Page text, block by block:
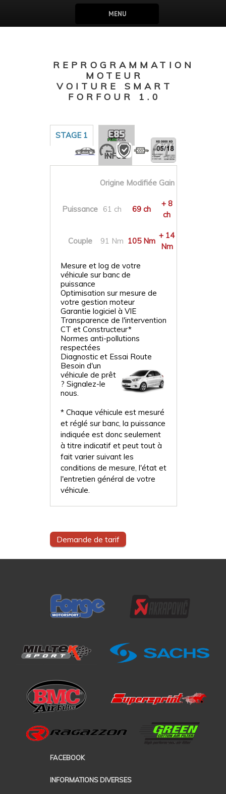
MENU
REPROGRAMMATION
MOTEUR
VOITURE SMART
FORFOUR 1.0
STAGE 1
INFOS
Origine Modifiée Gain
Puissance 61 ch 69 ch
+ 8
ch
Couple 91 Nm 105 Nm
+ 14
Nm
Mesure et log de votre
véhicule sur banc de
puissance
Optimisation sur mesure de
votre gestion moteur
Garantie logiciel à VIE
Transparence de l'intervention
CT et Constructeur*
Normes anti-pollutions
respectées
Diagnostic et Essai Route
Besoin d'un
véhicule de prêt
? Signalez-le
nous.
* Chaque véhicule est mesuré
et réglé sur banc, la puissance
indiquée est donc seulement
à titre indicatif et peut tout à
fait varier suivant les
conditions de mesure, l'état et
l'entretien général de votre
véhicule.
Demande de tarif
FACEBOOK
INFORMATIONS DIVERSES